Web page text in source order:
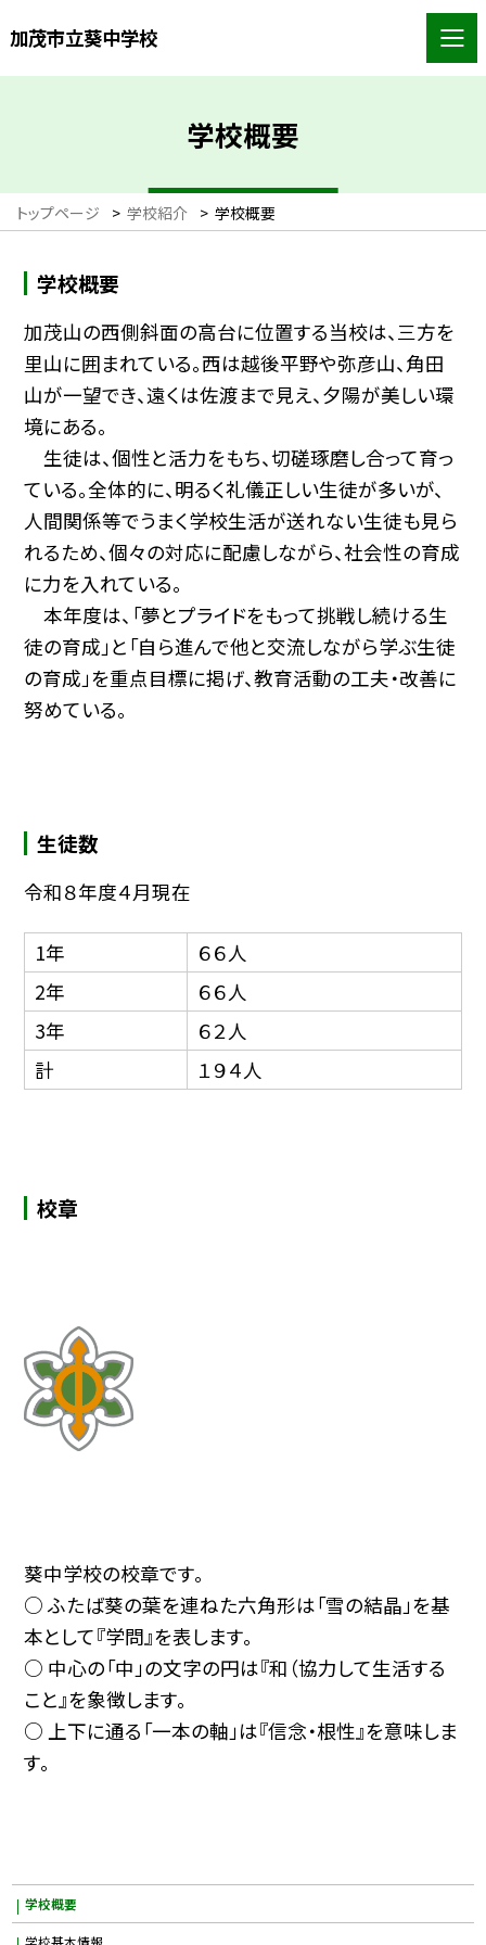
加茂市立葵中学校
学校概要
トップページ > 学校紹介 > 学校概要
学校概要
加茂山の西側斜面の高台に位置する当校は、三方を
里山に囲まれている。西は越後平野や弥彦山、角田
山が一望でき、遠くは佐渡まで見え、夕陽が美しい環
境にある。
生徒は、個性と活力をもち、切磋琢磨し合って育っ
ている。全体的に、明るく礼儀正しい生徒が多いが、
人間関係等でうまく学校生活が送れない生徒も見ら
れるため、個々の対応に配慮しながら、社会性の育成
に力を入れている。
本年度は、「夢とプライドをもって挑戦し続ける生
徒の育成」と「自ら進んで他と交流しながら学ぶ生徒
の育成」を重点目標に掲げ、教育活動の工夫・改善に
努めている。
生徒数
令和８年度４月現在
1年
６６人
2年
６６人
3年
６２人
計
１９４人
校章
葵中学校の校章です。
○ ふたば葵の葉を連ねた六角形は「雪の結晶」を基
本として『学問』を表します。
○ 中心の「中」の文字の円は『和（協力して生活する
こと』を象徴します。
○ 上下に通る「一本の軸」は『信念・根性』を意味しま
す。
学校概要
学校基本情報